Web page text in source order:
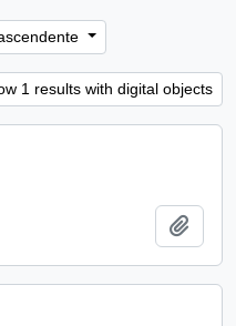
1 results with digital objects